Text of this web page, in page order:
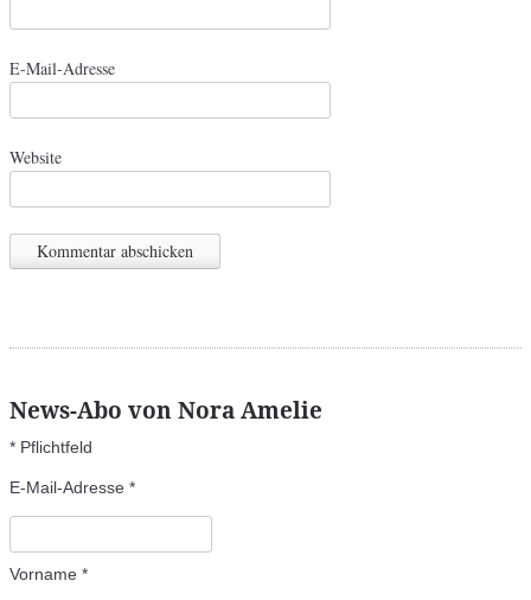
E-Mail-Adresse
Website
News-Abo von Nora Amelie
* Pflichtfeld
E-Mail-Adresse *
Vorname *